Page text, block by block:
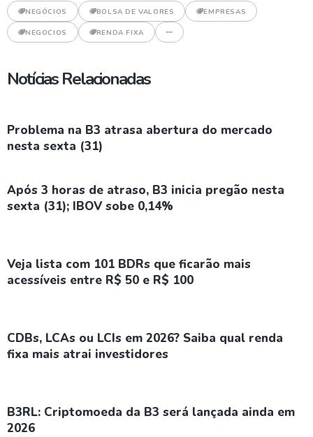
NEGÓCIOS BOLSA DE VALORES EMPRESAS
NEGOCIOS RENDA FIXA
Notícias Relacionadas
Problema na B3 atrasa abertura do mercado
nesta sexta (31)
Após 3 horas de atraso, B3 inicia pregão nesta
sexta (31); IBOV sobe 0,14%
Veja lista com 101 BDRs que ficarão mais
acessíveis entre R$ 50 e R$ 100
CDBs, LCAs ou LCIs em 2026? Saiba qual renda
fixa mais atrai investidores
B3RL: Criptomoeda da B3 será lançada ainda em
2026